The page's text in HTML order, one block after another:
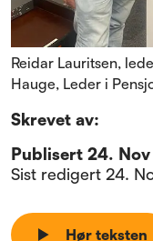
Reidar Lauritsen,
Hauge, Leder i
Skrevet av:
Publisert 24.
Sist redigert 24.
Hør teksten